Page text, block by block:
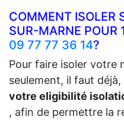
COMMENT ISOLER
SUR-MARNE POUR
09 77 77 36 14?
Pour faire isoler votre
seulement, il faut
votre eligibilité
, afin de permettre la